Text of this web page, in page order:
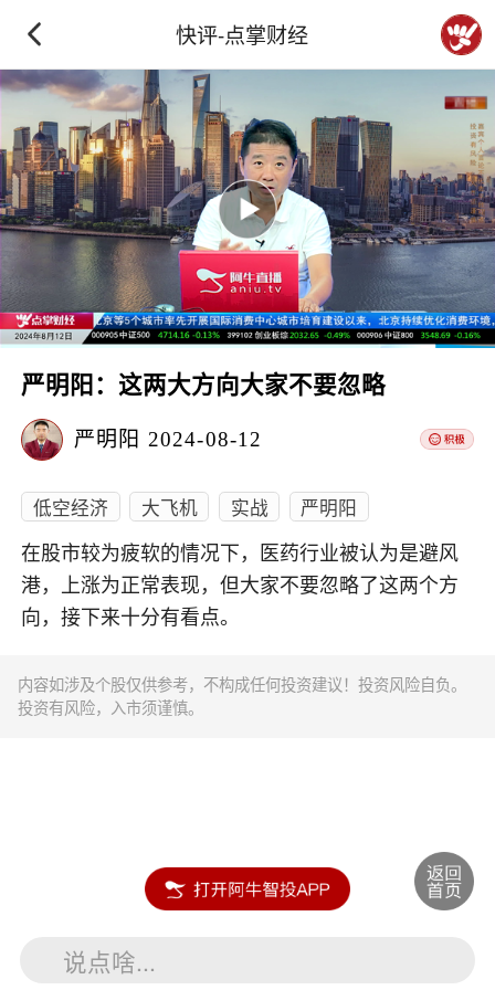
快评-点掌财经
严明阳：这两大方向大家不要忽略
严明阳 2024-08-12
低空经济 大飞机 实战 严明阳
在股市较为疲软的情况下，医药行业被认为是避风
港，上涨为正常表现，但大家不要忽略了这两个方
向，接下来十分有看点。
内容如涉及个股仅供参考，不构成任何投资建议！投资风险自负。
投资有风险，入市须谨慎。
说点啥...